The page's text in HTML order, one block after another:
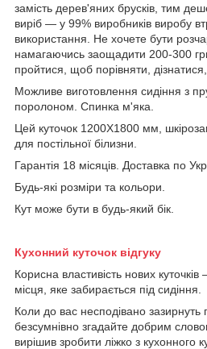
замість дерев'яних брусків, тим
виріб — у 99% виробників виробу
використання. Не хочете бути
намагаючись заощадити 200-300
пройтися, щоб порівняти,
Можливе виготовлення сидіння з
поролоном. Спинка м'яка.
Цей куточок 1200Х1800 мм,
для постільної білизни.
Гарантія 18 місяців. Доставка по
Будь-які розміри та кольори.
Кут може бути в будь-який бік.
Кухонний куточок відгуку
Корисна властивість нових
місця, яке забирається під сидіння.
Коли до вас несподівано зазирнуть
безсумнівно згадайте добрим
вирішив зробити ліжко з кухонного